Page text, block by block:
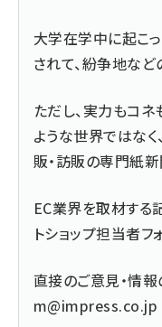
大学在学中に起こ
されて、紛争地など
ただし、実力もコネ
ような世界ではな
販・訪販の専門紙
EC業界を取材する
トショップ担当者フ
直接のご意見・情
m@impress.co.jp